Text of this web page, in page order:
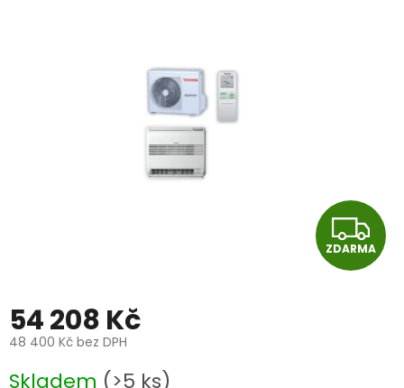
Z
D
ZDARMA
54 208 Kč
48 400 Kč bez DPH
Skladem (>5 ks)